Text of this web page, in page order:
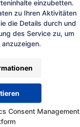
einzubetten.
zu Ihren Aktivitäten
die Details durch und
des Service zu, um
Consent Management